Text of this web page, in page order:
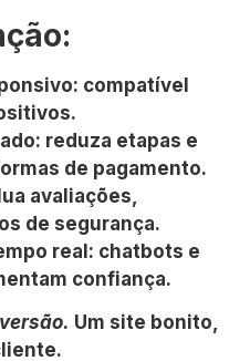
compatível
reduza etapas e
de pagamento.
avaliações,
de segurança.
real: chatbots e
confiança.
Um site bonito,